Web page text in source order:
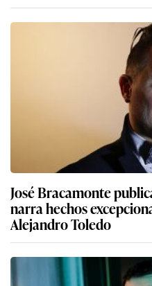
José Bracamonte
narra hechos
Alejandro Toledo